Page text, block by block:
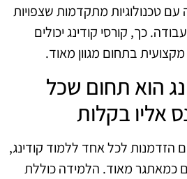
טכנולוגיות מתקדמות שצפויות
כך, קורסי קודינג יכולים
בתחום מגוון מאוד.
קודינג הוא תחום שכל
אליו בקלות
הזדמנות לכל אחד ללמוד קודינג,
כמאתגר מאוד. הלמידה כוללת